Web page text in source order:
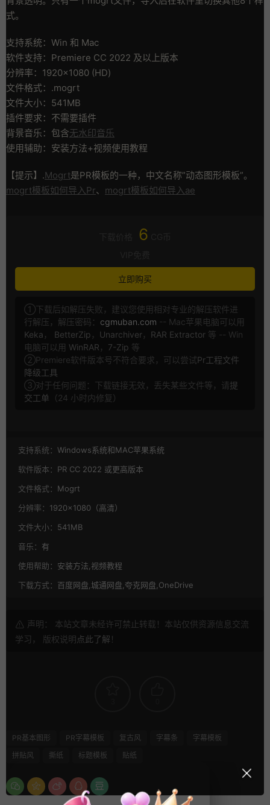
式。
支持系统：Win 和 Mac
软件支持：Premiere CC 2022 及以上版本
分辨率：1920×1080 (HD)
文件格式：.mogrt
文件大小：541MB
插件要求：不需要插件
背景音乐：包含无水印音乐
使用辅助：安装方法+视频使用教程
【提示】.Mogrt是PR模板的一种，中文名称”动态图形模板”。
mogrt模板如何导入Pr、 mogrt模板如何导入ae
6
立即购买
①下载后如解压失败，建议您使用相对专业的解压软件进
行解压，解压密码： cgmuban.com -- Mac苹果电脑可以用
Keka ， BetterZip ， Unarchiver， RAR Extractor 等 -- Win
电脑可以用 WinRAR ， 7-Zip 等
②Premiere软件版本号不符合要求，可以尝试Pr工程文件
降级工具
③对于任何问题：下载链接无效，丢失某些文件等，请提
交工单 （24 小时内修复）
支持系统： Windows系统和MAC苹果系统
软件版本： PR CC 2022 或更高版本
文件格式： Mogrt
分辨率： 1920×1080（高清）
文件大小： 541MB
音乐： 有
使用帮助： 安装方法,视频教程
下载方式： 百度网盘,城通网盘,夸克网盘,OneDrive
声明： 本站文章未经许可禁止转载！本站仅供资源信息交流
学习， 版权说明点此了解 ！
PR基本图形 PR字幕模板 复古风 字幕条
字幕模板
拼贴风
撕纸 标题模板 贴纸